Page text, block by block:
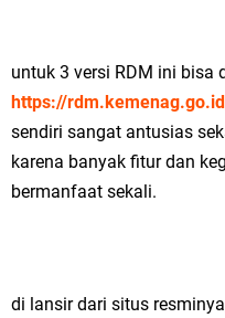
untuk 3 versi RDM ini bisa
https://rdm.kemenag.go.id
sendiri sangat antusias
karena banyak fitur dan
bermanfaat sekali.
di lansir dari situs